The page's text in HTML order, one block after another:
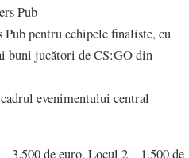
Pub
pentru echipele finaliste, cu
buni jucători de CS:GO din
evenimentului central
3.500 de euro, Locul 2 – 1.500 de